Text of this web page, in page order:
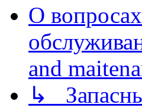
О
and
↳